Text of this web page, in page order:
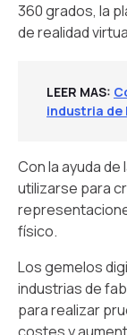
360 grados, la
de realidad
LEER MAS:
industria de
Con la ayuda
utilizarse para
físico.
Los gemelos
industrias de
para realizar